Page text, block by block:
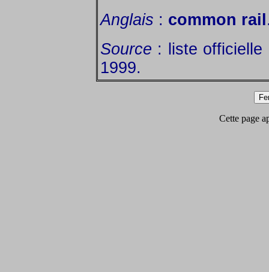
Anglais : common rail
Source : liste officielle
1999.
Cette page